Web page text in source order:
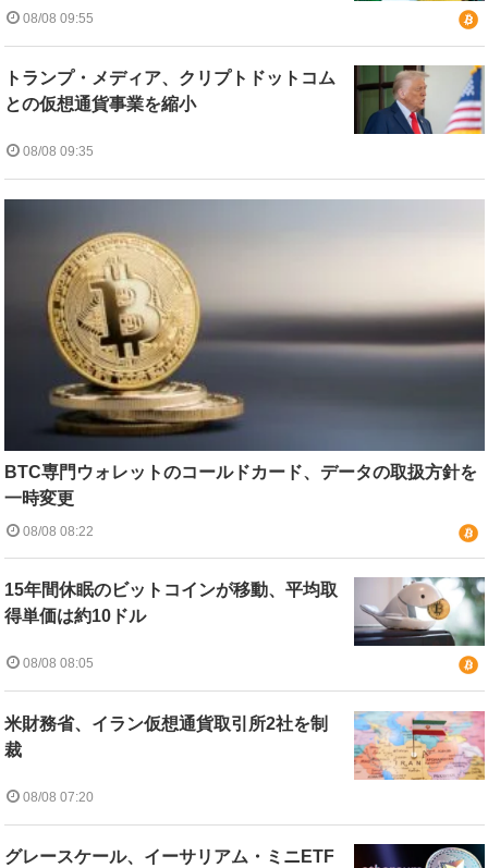
08/08 09:55
トランプ・メディア、クリプトドットコム
との仮想通貨事業を縮小
08/08 09:35
BTC専門ウォレットのコールドカード、データの取扱方針を
一時変更
08/08 08:22
15年間休眠のビットコインが移動、平均取
得単価は約10ドル
08/08 08:05
米財務省、イラン仮想通貨取引所2社を制
裁
08/08 07:20
グレースケール、イーサリアム・ミニETF